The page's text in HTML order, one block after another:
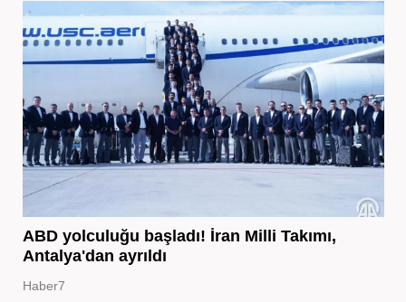
ABD yolculuğu başladı! İran Milli Takımı,
Antalya'dan ayrıldı
Haber7